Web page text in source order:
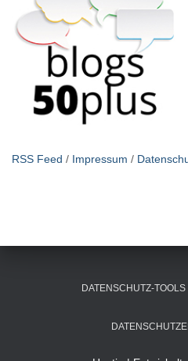
RSS Feed / Impressum /
DATENSCHUTZ-TOOLS